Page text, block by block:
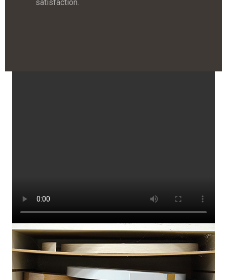
satisfaction.